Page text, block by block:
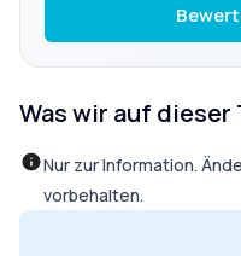
Was wir auf dieser
Nur zur Information.
vorbehalten.